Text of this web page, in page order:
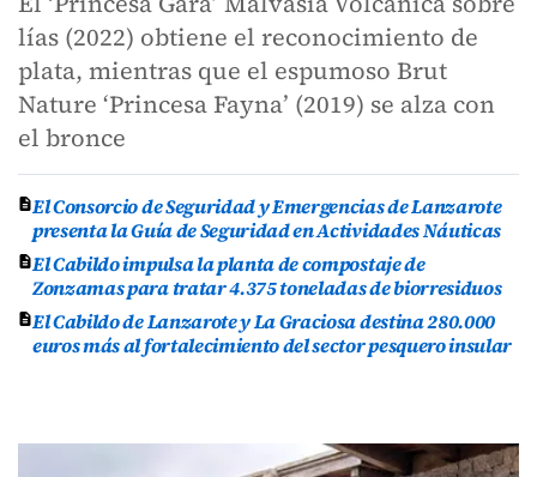
lías (2022) obtiene el reconocimiento de
plata, mientras que el espumoso Brut
Nature ‘Princesa Fayna’ (2019) se alza con
el bronce
El Consorcio de Seguridad y Emergencias de Lanzarote
presenta la Guía de Seguridad en Actividades Náuticas
El Cabildo impulsa la planta de compostaje de
Zonzamas para tratar 4.375 toneladas de biorresiduos
El Cabildo de Lanzarote y La Graciosa destina 280.000
euros más al fortalecimiento del sector pesquero insular